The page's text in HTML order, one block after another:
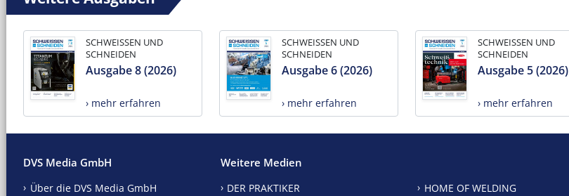
SCHWEISSEN UND
SCHNEIDEN
Ausgabe 8 (2026)
› mehr erfahren
SCHWEISSEN UND
SCHNEIDEN
Ausgabe 6 (2026)
› mehr erfahren
SCHWEISSEN UND
SCHNEIDEN
Ausgabe 5 (2026)
› mehr erfahren
DVS Media GmbH
Über die DVS Media GmbH
Weitere Medien
DER PRAKTIKER
HOME OF WELDING